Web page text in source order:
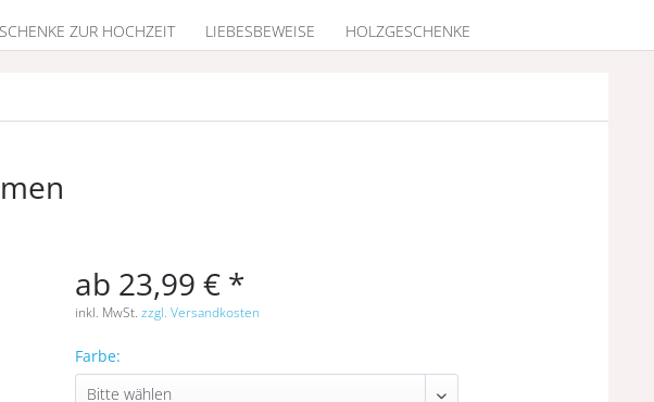
ZUR HOCHZEIT LIEBESBEWEISE HOLZGESCHENKE
ab 23,99 € *
inkl. MwSt.zzgl. Versandkosten
Farbe: